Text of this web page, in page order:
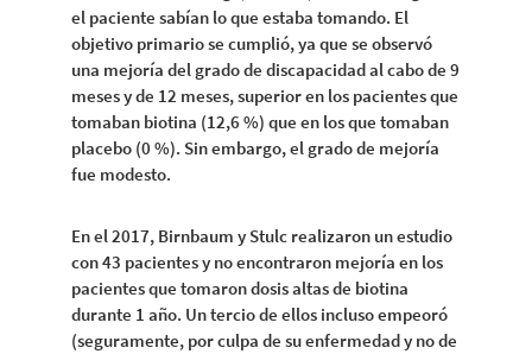
el paciente sabían lo que estaba tomando. El
objetivo primario se cumplió, ya que se observó
una mejoría del grado de discapacidad al cabo de 9
meses y de 12 meses, superior en los pacientes que
tomaban biotina (12,6 %) que en los que tomaban
placebo (0 %). Sin embargo, el grado de mejoría
fue modesto.
En el 2017, Birnbaum y Stulc realizaron un estudio
con 43 pacientes y no encontraron mejoría en los
pacientes que tomaron dosis altas de biotina
durante 1 año. Un tercio de ellos incluso empeoró
(seguramente, por culpa de su enfermedad y no de